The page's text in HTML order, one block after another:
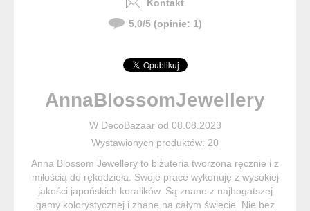
Kontakt
5,0/5(opinie: 1)
AnnaBlossomJewellery
W DecoBazaar od 08.08.2023
Wystawionych produktów: 20
Anna Blossom Jewellery to biżuteria tworzona ręcznie i z
miłością do rękodzieła. Swoje prace wykonuję z wysokiej
jakości japońskich koralików. Są znane z najbogatszej
gamy kolorystycznej i znane na całym świecie. Nie bez